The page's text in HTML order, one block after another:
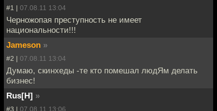
#1 | 07.08.11 13:04
Черножопая преступность не имеет
национальности!!!
Jameson »
#2 | 07.08.11 13:04
Думаю, скинхеды -те кто помешал людЯм делать
бизнес!
Rus[H] »
#3 | 07.08.11 13:06